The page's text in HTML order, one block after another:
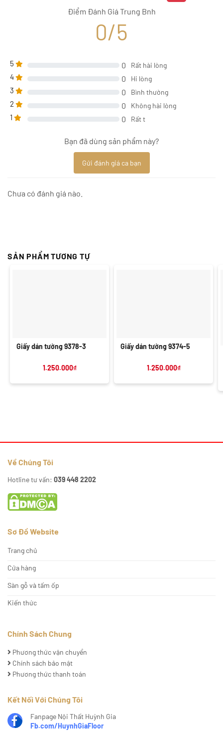
Điểm Đánh Giá Trung Bnh
0/5
5 0 Rất hài lòng
4 0 Hi lòng
3 0 Bình thường
2 0 Không hài lòng
1 0 Rất t
Bạn đã dùng sản phẩm này?
Gửi đánh giá ca bạn
Chưa có đánh giá nào.
SẢN PHẨM TƯƠNG TỰ
Giấy dán tường 9378-3
1.250.000₫
Giấy dán tường 9374-5
1.250.000₫
Về Chúng Tôi
Hotline tư vấn: 039 448 2202
Sơ Đồ Website
Trang chủ
Cửa hàng
Sàn gỗ và tấm ốp
Kiến thức
Chính Sách Chung
Phương thức vận chuyển
Chính sách bảo mật
Phương thức thanh toán
Kết Nối Với Chúng Tôi
Fanpage Nội Thất Huỳnh Gia
Fb.com/HuynhGiaFloor